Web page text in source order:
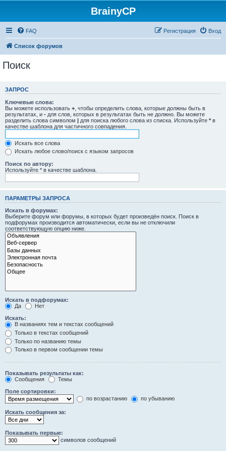
BrainyCP
FAQ Вход
Регистрация
Список форумов
Поиск
ЗАПРОС
Ключевые слова:
Вы можете использовать + , чтобы определить слова, которые должны быть в
результатах, и - для слов, которых в результатах быть не должно. Вы можете
разделить слова символом | для поиска любого слова из списка. Используйте * в
качестве шаблона для частичного совпадения.
Искать все слова
Искать любое слово/поиск с языком запросов
Поиск по автору:
Используйте * в качестве шаблона.
ПАРАМЕТРЫ ЗАПРОСА
Искать в форумах:
Выберите форум или форумы, в которых будет произведён поиск. Поиск в
подфорумах производится автоматически, если вы не отключили
соответствующую опцию ниже.
Искать в подфорумах:
Да
Нет
Искать:
В названиях тем и текстах сообщений
Только в текстах сообщений
Только по названию темы
Только в первом сообщении темы
Показывать результаты как:
Сообщения
Темы
Поле сортировки:
по возрастанию
по убыванию
Искать сообщения за:
Показывать первые:
символов сообщений